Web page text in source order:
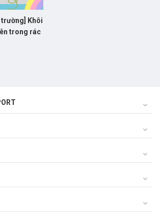
trường] Khôi
trong rác